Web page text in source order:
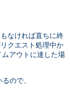
なければ直ちに終
クエスト処理中か
アウトに達した場
ので、